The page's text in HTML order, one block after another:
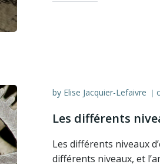
by Elise Jacquier-Lefaivre |
Les différents
Les différents niveaux
différents niveaux, et